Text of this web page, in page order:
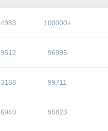
100000+
96995
99711
95823